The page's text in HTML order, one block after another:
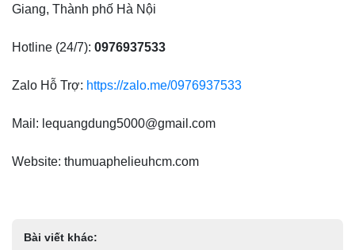
Giang, Thành phố Hà Nội
Hotline (24/7): 0976937533
Zalo Hỗ Trợ: https://zalo.me/0976937533
Mail: lequangdung5000@gmail.com
Website: thumuaphelieuhcm.com
Bài viết khác: